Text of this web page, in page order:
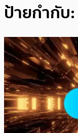
ป้ายกำกับ: